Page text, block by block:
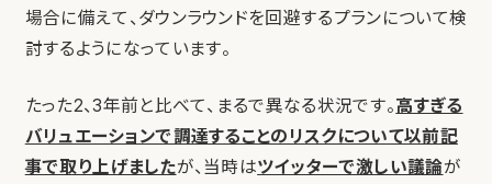
場合に備えて、ダウンラウンドを回避するプランについて検
討するようになっています。
たった2、3年前と比べて、まるで異なる状況です。高すぎる
バリュエーションで調達することのリスクについて以前記
事で取り上げましたが、当時はツイッターで激しい議論が